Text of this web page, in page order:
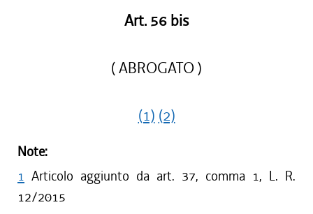
Art. 56 bis
( ABROGATO )
(1) (2)
Note:
1 Articolo aggiunto da art. 37, comma 1, L. R.
12/2015